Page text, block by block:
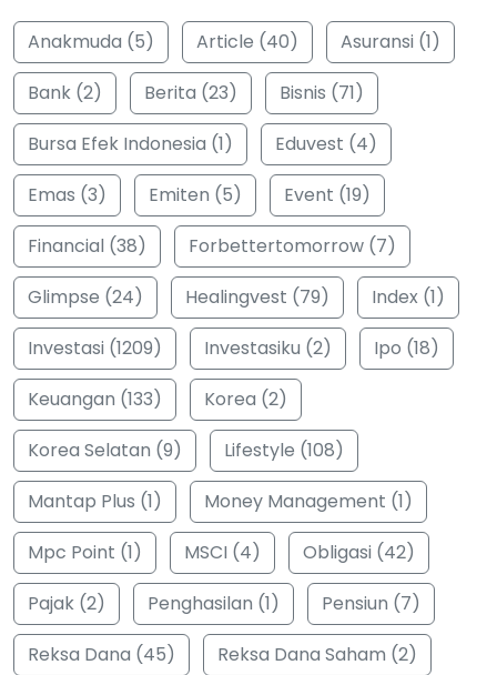
Anakmuda (5) Article (40)
Asuransi (1)
Bank (2)
Berita (23)
Bisnis (71)
Bursa Efek Indonesia (1)
Eduvest (4)
Emas (3)
Emiten (5)
Event (19)
Financial (38)
Forbettertomorrow (7)
Glimpse (24)
Healingvest (79)
Index (1)
Investasi (1209)
Investasiku (2)
Ipo (18)
Keuangan (133)
Korea (2)
Korea Selatan (9)
Lifestyle (108)
Mantap Plus (1)
Money Management (1)
Mpc Point (1)
MSCI (4)
Obligasi (42)
Pajak (2)
Penghasilan (1)
Pensiun (7)
Reksa Dana (45)
Reksa Dana Saham (2)